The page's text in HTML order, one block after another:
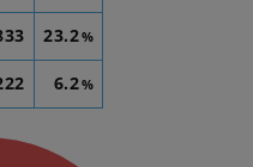
23.2%
6.2%